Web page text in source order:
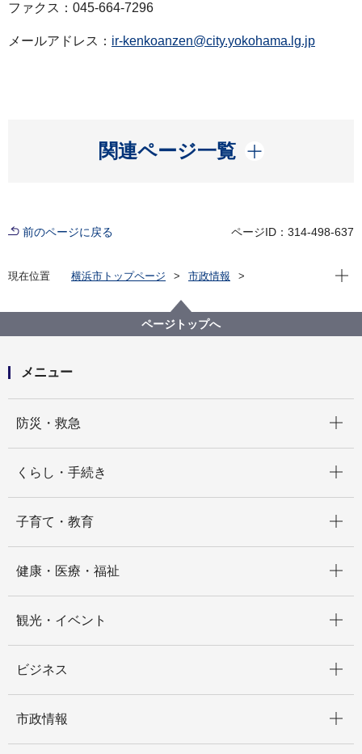
ファクス：045-664-7296
メールアドレス： ir-kenkoanzen@city.yokohama.lg.jp
関連ページ一覧
開く
前のページに戻る ページID：314-498-637
現在位置 横浜市トップページ
市政情報
新型コロナウイルス感染症による新たな市内の患者確
認について
現在
ページトップへ
メニュー
防災・救急
くらし・手続き
子育て・教育
健康・医療・福祉
観光・イベント
ビジネス
市政情報